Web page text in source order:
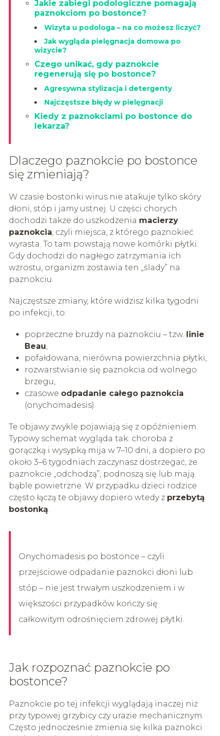
Jakie zabiegi podologiczne pomagają
paznokciom po bostonce?
Wizyta u podologa – na co możesz liczyć?
Jak wygląda pielęgnacja domowa po
wizycie?
Czego unikać, gdy paznokcie
regenerują się po bostonce?
Agresywna stylizacja i detergenty
Najczęstsze błędy w pielęgnacji
Kiedy z paznokciami po bostonce do
lekarza?
Dlaczego paznokcie po bostonce
się zmieniają?
W czasie bostonki wirus nie atakuje tylko skóry
dłoni, stóp i jamy ustnej. U części chorych
dochodzi także do uszkodzenia macierzy
paznokcia, czyli miejsca, z którego paznokieć
wyrasta. To tam powstają nowe komórki płytki.
Gdy dochodzi do nagłego zatrzymania ich
wzrostu, organizm zostawia ten „ślady” na
paznokciu.
Najczęstsze zmiany, które widzisz kilka tygodni
po infekcji, to:
poprzeczne bruzdy na paznokciu – tzw. linie
Beau,
pofałdowana, nierówna powierzchnia płytki,
rozwarstwianie się paznokcia od wolnego
brzegu,
czasowe odpadanie całego paznokcia
(onychomadesis).
Te objawy zwykle pojawiają się z opóźnieniem.
Typowy schemat wygląda tak: choroba z
gorączką i wysypką mija w 7–10 dni, a dopiero po
około 3–6 tygodniach zaczynasz dostrzegać, że
paznokcie „odchodzą”, podnoszą się lub mają
bąble powietrzne. W przypadku dzieci rodzice
często łączą te objawy dopiero wtedy z przebytą
bostonką.
Onychomadesis po bostonce – czyli
przejściowe odpadanie paznokci dłoni lub
stóp – nie jest trwałym uszkodzeniem i w
większości przypadków kończy się
całkowitym odrośnięciem zdrowej płytki.
Jak rozpoznać paznokcie po
bostonce?
Paznokcie po tej infekcji wyglądają inaczej niż
przy typowej grzybicy czy urazie mechanicznym.
Często jednocześnie zmienia się kilka paznokci